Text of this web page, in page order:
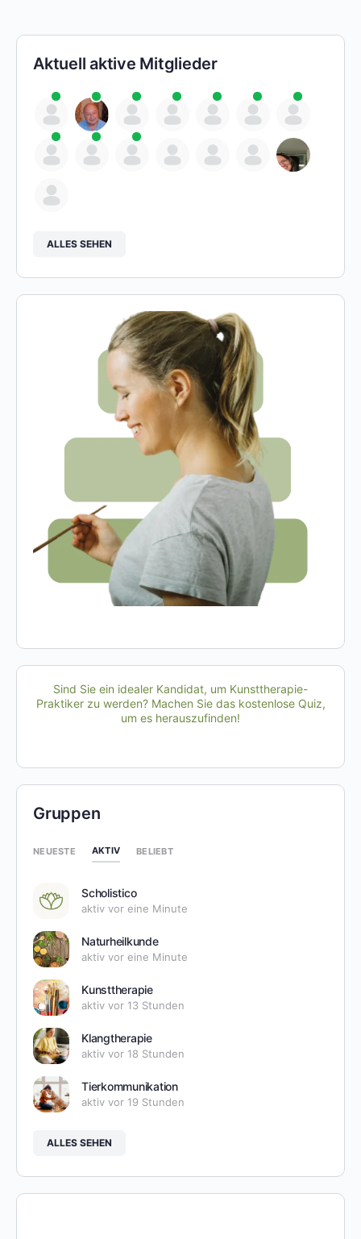
Aktuell aktive Mitglieder
ALLES SEHEN
Sind Sie ein idealer Kandidat, um Kunsttherapie-
Praktiker zu werden? Machen Sie das kostenlose Quiz,
um es herauszufinden!
Gruppen
NEUESTE AKTIV BELIEBT
Scholistico
aktiv vor eine Minute
Naturheilkunde
aktiv vor eine Minute
Kunsttherapie
aktiv vor 13 Stunden
Klangtherapie
aktiv vor 18 Stunden
Tierkommunikation
aktiv vor 19 Stunden
ALLES SEHEN